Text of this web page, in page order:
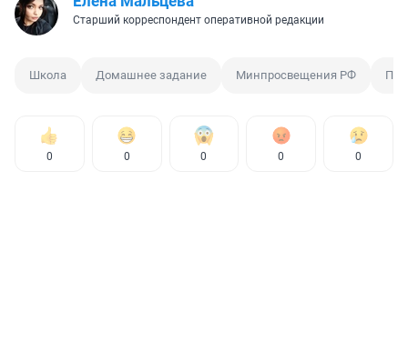
Старший корреспондент оперативной редакции
Школа Домашнее задание Минпросвещения РФ
0 0 0 0 0